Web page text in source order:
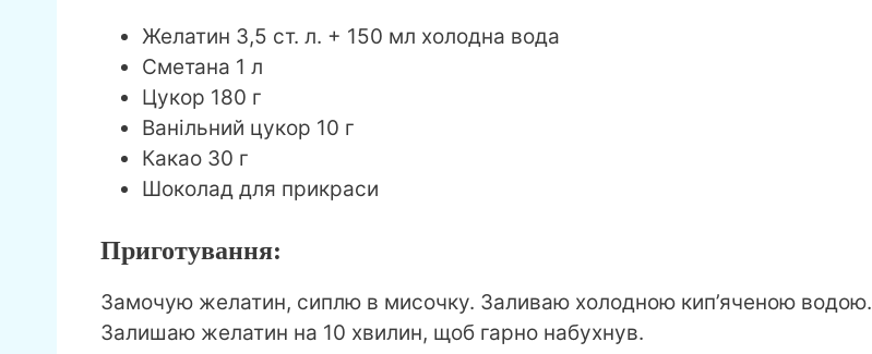
Желатин 3,5 ст. л. + 150 мл холодна вода
Сметана 1 л
Цукор 180 г
Ванільний цукор 10 г
Какао 30 г
Шоколад для прикраси
Приготування:
Замочую желатин, сиплю в мисочку. Заливаю холодною кип’яченою водою.
Залишаю желатин на 10 хвилин, щоб гарно набухнув.